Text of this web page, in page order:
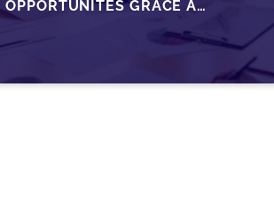
OPPORTUNITÉS GRÂCE À
FISCAL